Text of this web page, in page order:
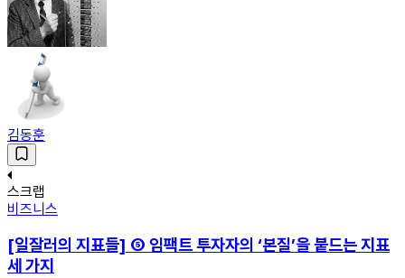
김동훈
스크랩
비즈니스
[일잘러의 지표들] ⑤ 임팩트 투자자의 ‘본질’을 붙드는 지표
세 가지